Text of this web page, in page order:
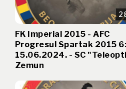
FK Imperial 2015 - AFC
Progresul Spartak 2015
15.06.2024. - SC
Zemun